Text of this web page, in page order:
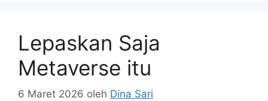
Lepaskan Saja
Metaverse itu
6 Maret 2026 oleh Dina Sari